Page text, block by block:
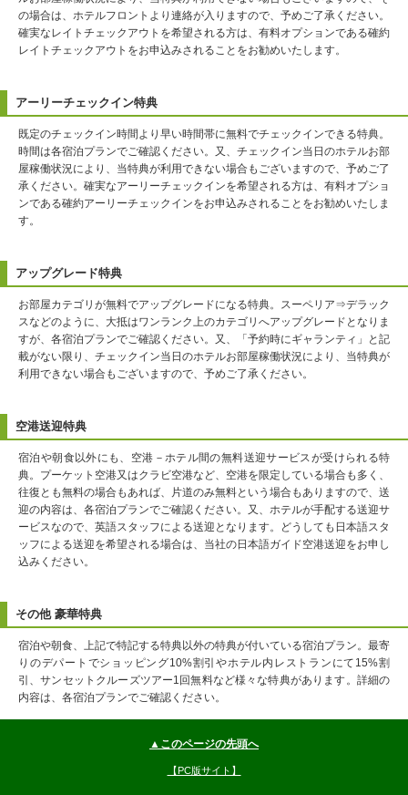
の場合は、ホテルフロントより連絡が入りますので、予めご了承ください。
確実なレイトチェックアウトを希望される方は、有料オプションである確約
レイトチェックアウトをお申込みされることをお勧めいたします。
アーリーチェックイン特典
既定のチェックイン時間より早い時間帯に無料でチェックインできる特典。
時間は各宿泊プランでご確認ください。又、チェックイン当日のホテルお部
屋稼働状況により、当特典が利用できない場合もございますので、予めご了
承ください。確実なアーリーチェックインを希望される方は、有料オプショ
ンである確約アーリーチェックインをお申込みされることをお勧めいたしま
す。
アップグレード特典
お部屋カテゴリが無料でアップグレードになる特典。スーペリア⇒デラック
スなどのように、大抵はワンランク上のカテゴリへアップグレードとなりま
すが、各宿泊プランでご確認ください。又、「予約時にギャランティ」と記
載がない限り、チェックイン当日のホテルお部屋稼働状況により、当特典が
利用できない場合もございますので、予めご了承ください。
空港送迎特典
宿泊や朝食以外にも、空港－ホテル間の無料送迎サービスが受けられる特
典。プーケット空港又はクラビ空港など、空港を限定している場合も多く、
往復とも無料の場合もあれば、片道のみ無料という場合もありますので、送
迎の内容は、各宿泊プランでご確認ください。又、ホテルが手配する送迎サ
ービスなので、英語スタッフによる送迎となります。どうしても日本語スタ
ッフによる送迎を希望される場合は、当社の日本語ガイド空港送迎をお申し
込みください。
その他 豪華特典
宿泊や朝食、上記で特記する特典以外の特典が付いている宿泊プラン。最寄
りのデパートでショッピング10%割引やホテル内レストランにて15%割
引、サンセットクルーズツアー1回無料など様々な特典があります。詳細の
内容は、各宿泊プランでご確認ください。
▲このページの先頭へ
【PC版サイト】